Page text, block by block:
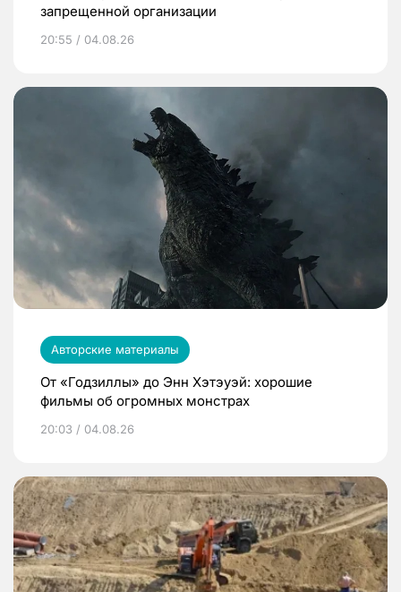
запрещенной организации
20:55 / 04.08.26
Авторские материалы
От «Годзиллы» до Энн Хэтэуэй: хорошие
фильмы об огромных монстрах
20:03 / 04.08.26